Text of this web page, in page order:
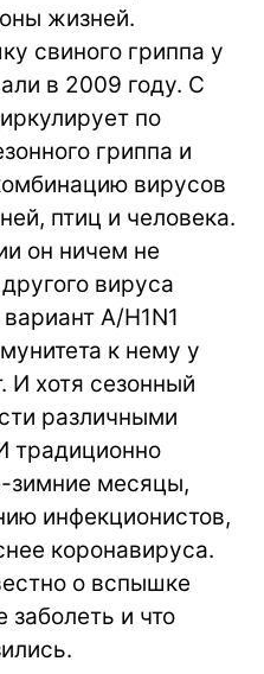
жизней.
свиного гриппа у
в 2009 году. С
по
гриппа и
вирусов
птиц и человека.
он ничем не
вируса
А/H1N1
к нему у
И хотя сезонный
различными
традиционно
зимние месяцы,
инфекционистов,
коронавируса.
о вспышке
заболеть и что